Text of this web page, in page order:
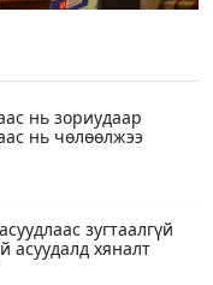
нь зориудаар
нь чөлөөлжээ
зугтаалгүй
асуудалд хяналт